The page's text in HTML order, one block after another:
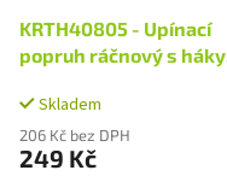
KRTH40805 - Upínací
popruh ráčnový s háky
Skladem
206 Kč bez DPH
249 Kč